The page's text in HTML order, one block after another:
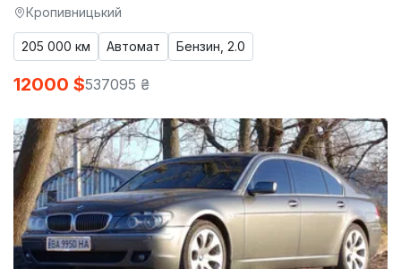
Кропивницький
205 000 км Автомат Бензин, 2.0
12000 $537095 ₴